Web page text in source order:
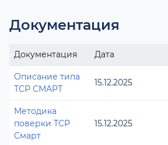
Документация
Документация Дата
Описание типа
ТСР СМАРТ
15.12.2025
Методика
поверки ТСР
Смарт
15.12.2025